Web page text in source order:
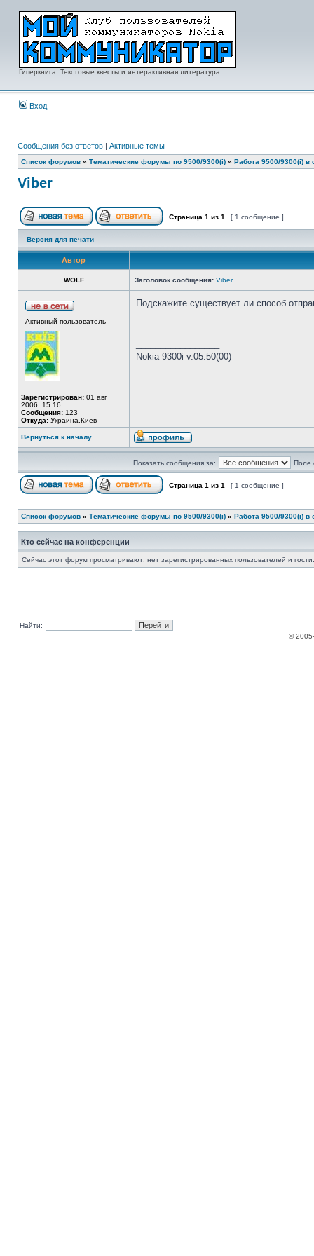
Гиперкнига. Текстовые квесты и интерактивная литература.
Вход
Сообщения без ответов | Активные темы
Список форумов » Тематические форумы по 9500/9300(i) » Работа 9500/9300(i) в
Viber
Страница 1 из 1 [ 1 сообщение ]
Версия для печати
Автор
WOLF Заголовок сообщения: Viber
Активный пользователь
Зарегистрирован: 01 авг
2006, 15:16
Сообщения: 123
Откуда: Украина,Киев
Подскажите существует ли способ
Nokia 9300i v.05.50(00)
Вернуться к началу
Показать сообщения за: Поле
Страница 1 из 1 [ 1 сообщение ]
Список форумов » Тематические форумы по 9500/9300(i) » Работа 9500/9300(i) в
Кто сейчас на конференции
Сейчас этот форум просматривают: нет зарегистрированных пользователей и
Найти:
©